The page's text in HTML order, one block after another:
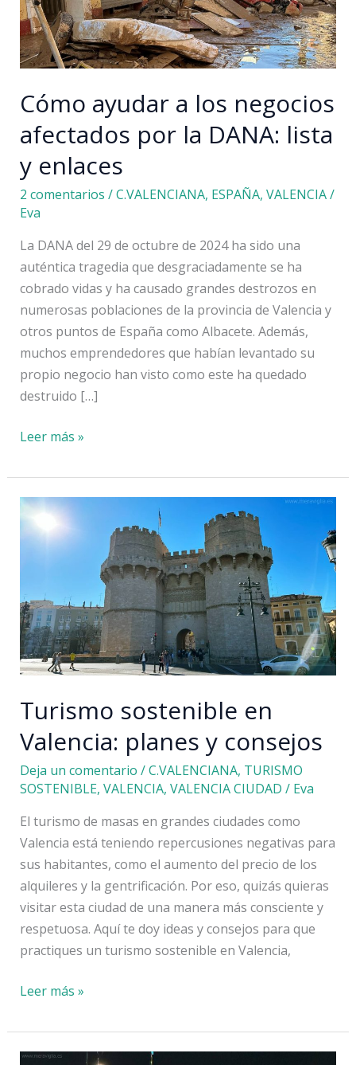
Cómo ayudar a los negocios
afectados por la DANA: lista
y enlaces
2 comentarios /C.VALENCIANA, ESPAÑA, VALENCIA/
Eva
La DANA del 29 de octubre de 2024 ha sido una
auténtica tragedia que desgraciadamente se ha
cobrado vidas y ha causado grandes destrozos en
numerosas poblaciones de la provincia de Valencia y
otros puntos de España como Albacete. Además,
muchos emprendedores que habían levantado su
propio negocio han visto como este ha quedado
destruido […]
Cómo
a
los
negocios
afectados
DANA:
lista
y
enlaces
Leer más »
Turismo sostenible en
Valencia: planes y consejos
Deja un comentario /C.VALENCIANA, TURISMO
SOSTENIBLE, VALENCIA, VALENCIA CIUDAD / Eva
El turismo de masas en grandes ciudades como
Valencia está teniendo repercusiones negativas para
sus habitantes, como el aumento del precio de los
alquileres y la gentrificación. Por eso, quizás quieras
visitar esta ciudad de una manera más consciente y
respetuosa. Aquí te doy ideas y consejos para que
practiques un turismo sostenible en Valencia,
Turismo
en
Valencia:
Leer más »